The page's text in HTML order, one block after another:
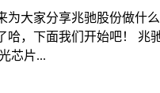
为大家分享兆驰股份做什
哈，下面我们开始吧！ 兆
芯片...